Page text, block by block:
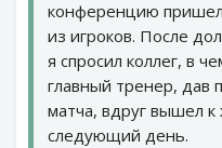
конференцию пришел
из игроков. После
я спросил коллег, в
главный тренер, дав
матча, вдруг вышел к
следующий день.